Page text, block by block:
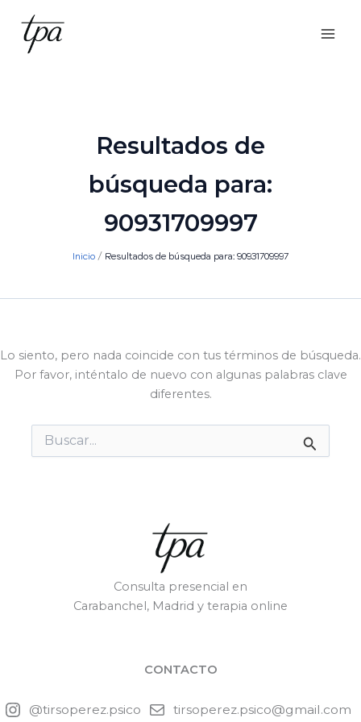
contenido
Resultados de
búsqueda para:
90931709997
Inicio Resultados de búsqueda para: 90931709997
Lo siento, pero nada coincide con tus términos de búsqueda.
Por favor, inténtalo de nuevo con algunas palabras clave
diferentes.
Buscar
por:
Consulta presencial en
Carabanchel, Madrid y terapia online
CONTACTO
@tirsoperez.psico tirsoperez.psico@gmail.com